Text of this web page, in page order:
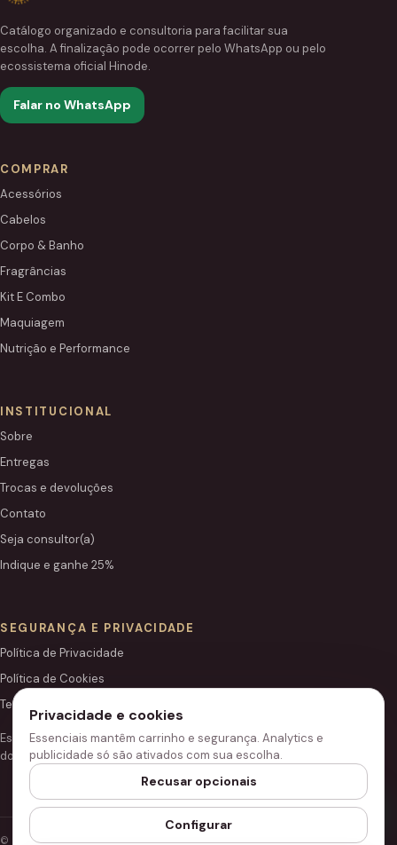
Catálogo organizado e consultoria para facilitar sua
escolha. A finalização pode ocorrer pelo WhatsApp ou pelo
ecossistema oficial Hinode.
Falar no WhatsApp
COMPRAR
Acessórios
Cabelos
Corpo & Banho
Fragrâncias
Kit E Combo
Maquiagem
Nutrição e Performance
INSTITUCIONAL
Sobre
Entregas
Trocas e devoluções
Contato
Seja consultor(a)
Indique e ganhe 25%
SEGURANÇA E PRIVACIDADE
Política de Privacidade
Política de Cookies
Termos de Uso
Este site é independente e não é o portal institucional oficial
do Grupo Hinode.
© 2026 Loja Hinode.
Privacidade e cookies
Essenciais mantêm carrinho e segurança. Analytics e
publicidade só são ativados com sua escolha.
Recusar opcionais
Configurar